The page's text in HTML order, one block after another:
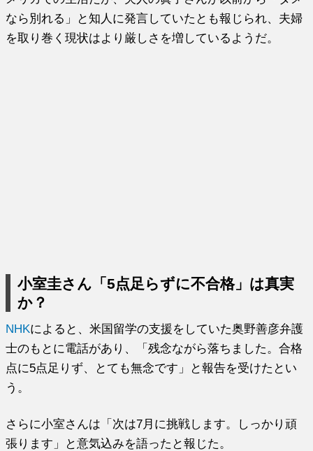
なら別れる」と知人に発言していたとも報じられ、夫婦
を取り巻く現状はより厳しさを増しているようだ。
小室圭さん「5点足らずに不合格」は真実
か？
NHKによると、米国留学の支援をしていた奥野善彦弁護
士のもとに電話があり、「残念ながら落ちました。合格
点に5点足りず、とても無念です」と報告を受けたとい
う。
さらに小室さんは「次は7月に挑戦します。しっかり頑
張ります」と意気込みを語ったと報じた。